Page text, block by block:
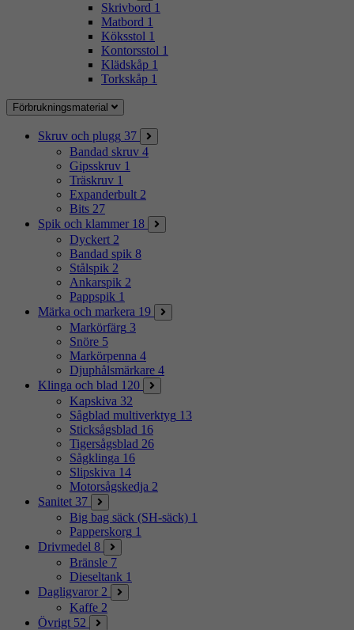
Skrivbord 1
Matbord 1
Köksstol 1
Kontorsstol 1
Klädskåp 1
Torkskåp 1
Förbrukningsmaterial
Skruv och plugg 37
Bandad skruv 4
Gipsskruv 1
Träskruv 1
Expanderbult 2
Bits 27
Spik och klammer 18
Dyckert 2
Bandad spik 8
Stålspik 2
Ankarspik 2
Pappspik 1
Märka och markera 19
Markörfärg 3
Snöre 5
Markörpenna 4
Djuphålsmärkare 4
Klinga och blad 120
Kapskiva 32
Sågblad multiverktyg 13
Sticksågsblad 16
Tigersågsblad 26
Sågklinga 16
Slipskiva 14
Motorsågskedja 2
Sanitet 37
Big bag säck (SH-säck) 1
Papperskorg 1
Drivmedel 8
Bränsle 7
Dieseltank 1
Dagligvaror 2
Kaffe 2
Övrigt 52